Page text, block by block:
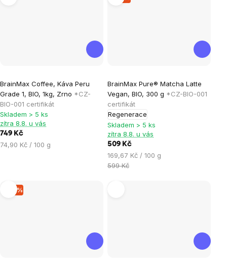
BrainMax Coffee, Káva Peru
Grade 1, BIO, 1kg, Zrno *CZ-
BIO-001 certifikát
hodnocení
produktu
je
3,8
z
5
Skladem > 5 ks
zítra 8.8. u vás
749 Kč
Měrná
74,90 Kč / 100 g
BrainMax Pure® Matcha Latte
Vegan, BIO, 300 g *CZ-BIO-001
certifikát
Regenerace
hodnocení
produktu
je
3,9
z
5
hvězdiček.
Skladem > 5 ks
zítra 8.8. u vás
509 Kč
Měrná
cena:
169,67 Kč / 100 g
599 Kč
–17 %